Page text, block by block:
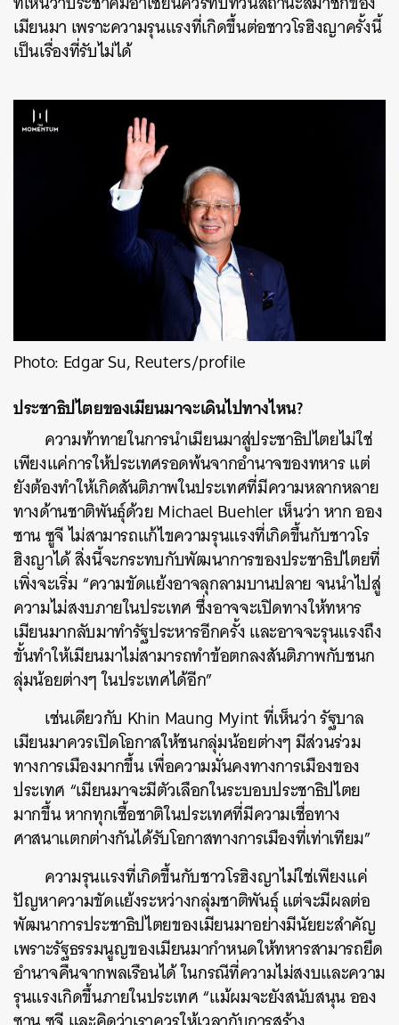
เมียนมา เพราะความรุนแรงที่เกิดขึ้นต่อชาวโรฮิงญาครั้งนี้
เป็นเรื่องที่รับไม่ได้
Photo: Edgar Su, Reuters/profile
ประชาธิปไตยของเมียนมาจะเดินไปทางไหน?
ความท้าทายในการนำเมียนมาสู่ประชาธิปไตยไม่ใช่
เพียงแค่การให้ประเทศรอดพ้นจากอำนาจของทหาร แต่
ยังต้องทำให้เกิดสันติภาพในประเทศที่มีความหลากหลาย
ทางด้านชาติพันธุ์ด้วย Michael Buehler เห็นว่า หาก ออง
ซาน ซูจี ไม่สามารถแก้ไขความรุนแรงที่เกิดขึ้นกับชาวโร
ฮิงญาได้ สิ่งนี้จะกระทบกับพัฒนาการของประชาธิปไตยที่
เพิ่งจะเริ่ม “ความขัดแย้งอาจลุกลามบานปลาย จนนำไปสู่
ความไม่สงบภายในประเทศ ซึ่งอาจจะเปิดทางให้ทหาร
เมียนมากลับมาทำรัฐประหารอีกครั้ง และอาจจะรุนแรงถึง
ขั้นทำให้เมียนมาไม่สามารถทำข้อตกลงสันติภาพกับชนก
ลุ่มน้อยต่างๆ ในประเทศได้อีก”
เช่นเดียวกับ Khin Maung Myint ที่เห็นว่า รัฐบาล
เมียนมาควรเปิดโอกาสให้ชนกลุ่มน้อยต่างๆ มีส่วนร่วม
ทางการเมืองมากขึ้น เพื่อความมั่นคงทางการเมืองของ
ประเทศ “เมียนมาจะมีตัวเลือกในระบอบประชาธิปไตย
มากขึ้น หากทุกเชื้อชาติในประเทศที่มีความเชื่อทาง
ศาสนาแตกต่างกันได้รับโอกาสทางการเมืองที่เท่าเทียม”
ความรุนแรงที่เกิดขึ้นกับชาวโรฮิงญาไม่ใช่เพียงแค่
ปัญหาความขัดแย้งระหว่างกลุ่มชาติพันธุ์ แต่จะมีผลต่อ
พัฒนาการประชาธิปไตยของเมียนมาอย่างมีนัยยะสำคัญ
เพราะรัฐธรรมนูญของเมียนมากำหนดให้ทหารสามารถยึด
อำนาจคืนจากพลเรือนได้ ในกรณีที่ความไม่สงบและความ
รุนแรงเกิดขึ้นภายในประเทศ “แม้ผมจะยังสนับสนุน ออง